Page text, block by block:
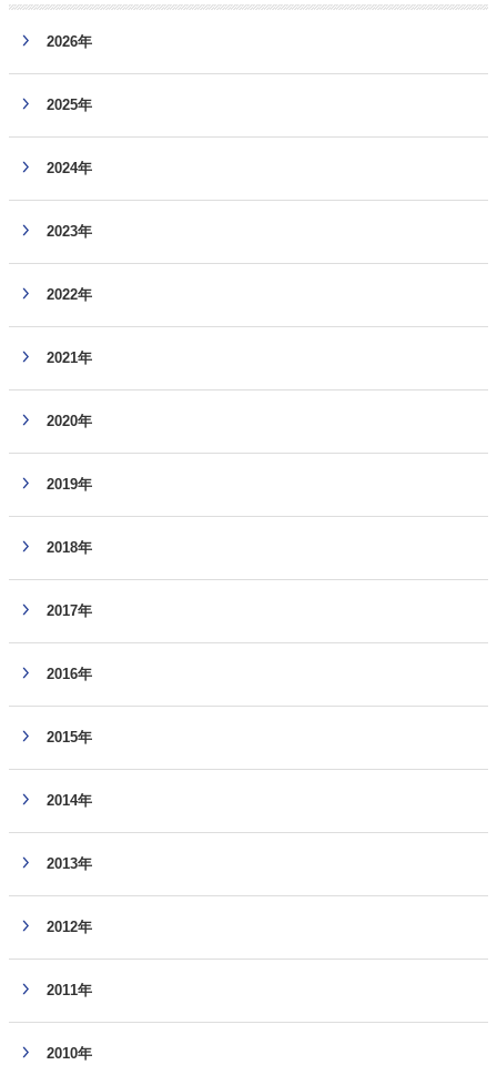
2026年
2025年
2024年
2023年
2022年
2021年
2020年
2019年
2018年
2017年
2016年
2015年
2014年
2013年
2012年
2011年
2010年